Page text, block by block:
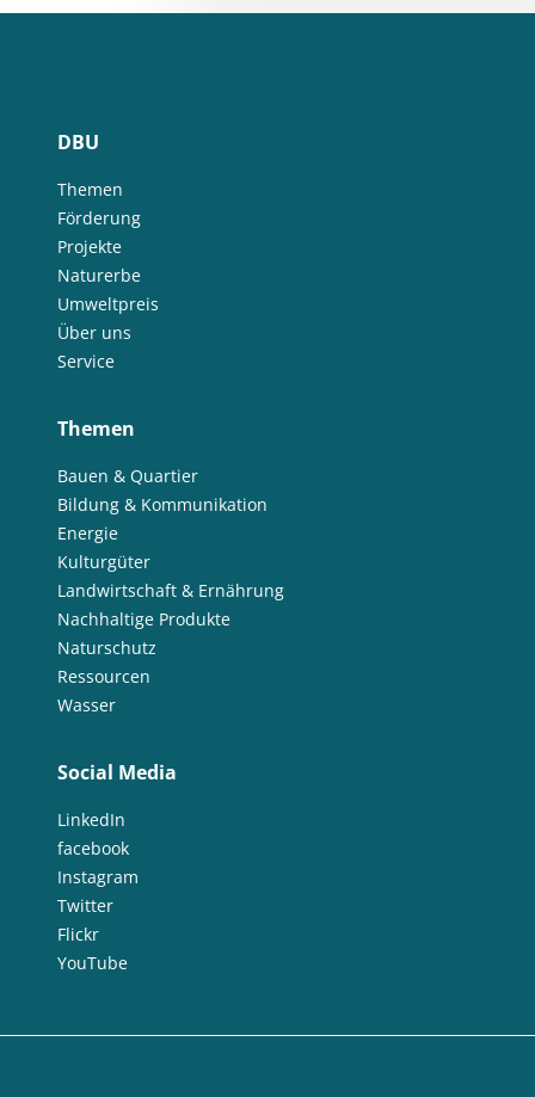
DBU
Themen
Förderung
Projekte
Naturerbe
Umweltpreis
Über uns
Service
Themen
Bauen & Quartier
Bildung & Kommunikation
Energie
Kulturgüter
Landwirtschaft & Ernährung
Nachhaltige Produkte
Naturschutz
Ressourcen
Wasser
Social Media
LinkedIn
facebook
Instagram
Twitter
Flickr
YouTube